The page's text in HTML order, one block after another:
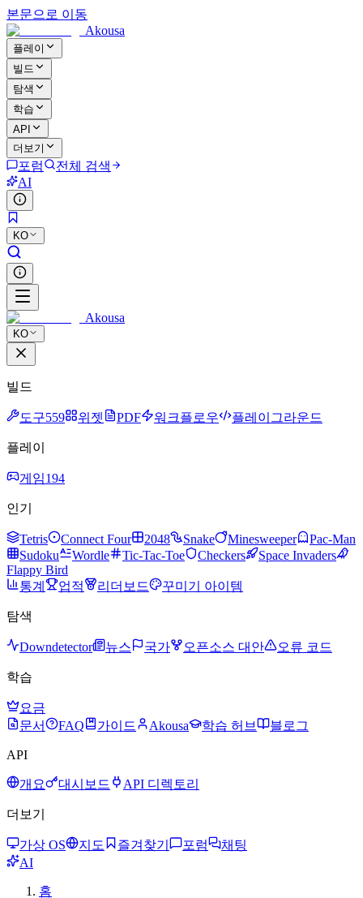
본문으로 이동
Akousa
플레이
빌드
탐색
학습
API
더보기
포럼
전체 검색
AI
KO
Akousa
KO
빌드
도구559 위젯 PDF 워크플로우 플레이그라운드
플레이
게임194
인기
Tetris Connect Four 2048 Snake Minesweeper
Pac-Man
Sudoku
Wordle Tic-Tac-Toe Checkers
Space Invaders
Flappy Bird
통계
업적 리더보드 꾸미기 아이템
탐색
Downdetector 뉴스 국가 오픈소스 대안 오류 코드
학습
요금
문서
FAQ 가이드 Akousa 학습 허브 블로그
API
개요 대시보드 API 디렉토리
더보기
가상 OS 지도 즐겨찾기 포럼
채팅
AI
홈